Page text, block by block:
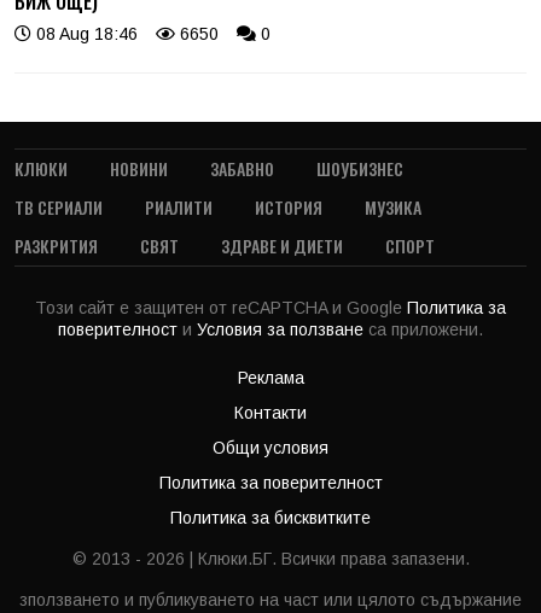
08 Aug 18:46 6650 0
КЛЮКИ НОВИНИ ЗАБАВНО
ШОУБИЗНЕС
ТВ СЕРИАЛИ
РИАЛИТИ ИСТОРИЯ
МУЗИКА
РАЗКРИТИЯ
СВЯТ ЗДРАВЕ И ДИЕТИ СПОРТ
Този сайт е защитен от reCAPTCHA и Google Политика за
поверителност и Условия за ползване са приложени.
Реклама
Контакти
Общи условия
Политика за поверителност
Политика за бисквитките
© 2013 - 2026 | Клюки.БГ. Всички права запазени.
зползването и публикуването на част или цялото съдържание